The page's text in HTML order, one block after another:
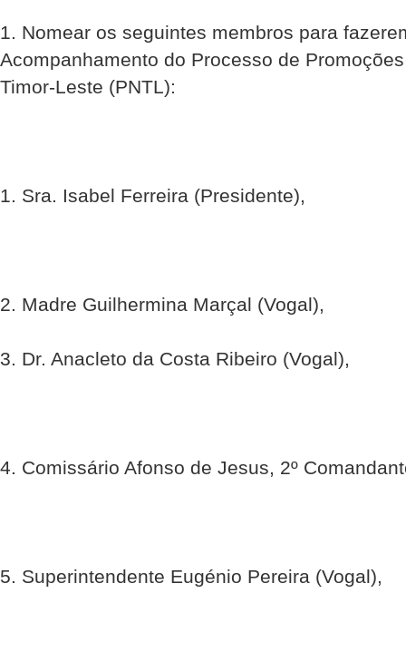
1. Nomear os seguintes membros para
Acompanhamento do Processo de
Timor-Leste (PNTL):
1. Sra. Isabel Ferreira (Presidente),
2. Madre Guilhermina Marçal (Vogal),
3. Dr. Anacleto da Costa Ribeiro (Vogal),
4. Comissário Afonso de Jesus, 2º
5. Superintendente Eugénio Pereira (Vogal),